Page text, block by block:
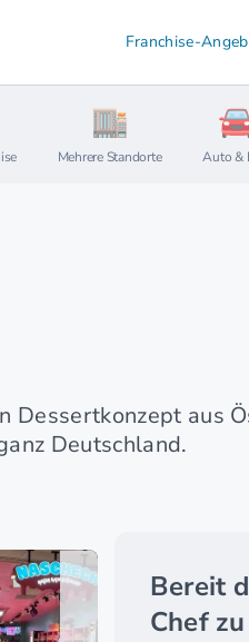
Franchise-
Mehrere Standorte Auto &
aus
Deutschland.
Bereit
Chef